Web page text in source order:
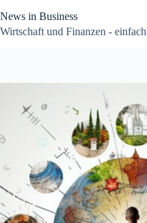
Inhalt
springen
News in Business
Wirtschaft und Finanzen -